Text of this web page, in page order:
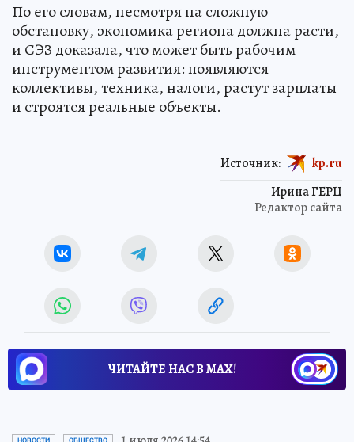
По его словам, несмотря на сложную
обстановку, экономика региона должна расти,
и СЭЗ доказала, что может быть рабочим
инструментом развития: появляются
коллективы, техника, налоги, растут зарплаты
и строятся реальные объекты.
Ирина ГЕРЦ
Редактор сайта
Источник: kp.ru
ЧИТАЙТЕ НАС В МАХ!